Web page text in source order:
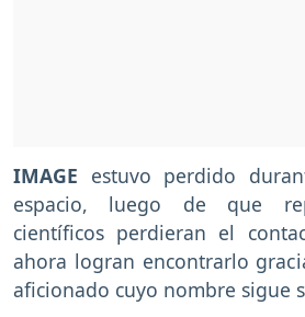
IMAGE estuvo perdido
espacio, luego de que
científicos perdieran el
ahora logran encontrarlo
aficionado cuyo nombre sigue